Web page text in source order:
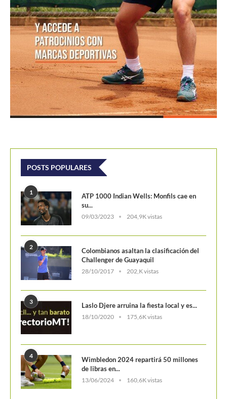
POSTS POPULARES
1
ATP 1000 Indian Wells: Monfils cae en
su...
09/03/2023 204,9K vistas
2
Colombianos asaltan la clasificación del
Challenger de Guayaquil
28/10/2017 202,K vistas
3 Laslo Djere arruina la fiesta local y es...
18/10/2020 175,6K vistas
4
Wimbledon 2024 repartirá 50 millones
de libras en...
13/06/2024 160,6K vistas